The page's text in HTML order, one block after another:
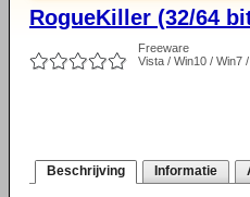
RogueKiller (32/64
Freeware
Vista / Win10 / Win7
Beschrijving Informatie